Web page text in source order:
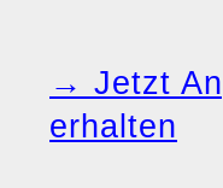
→ Jetzt
erhalten